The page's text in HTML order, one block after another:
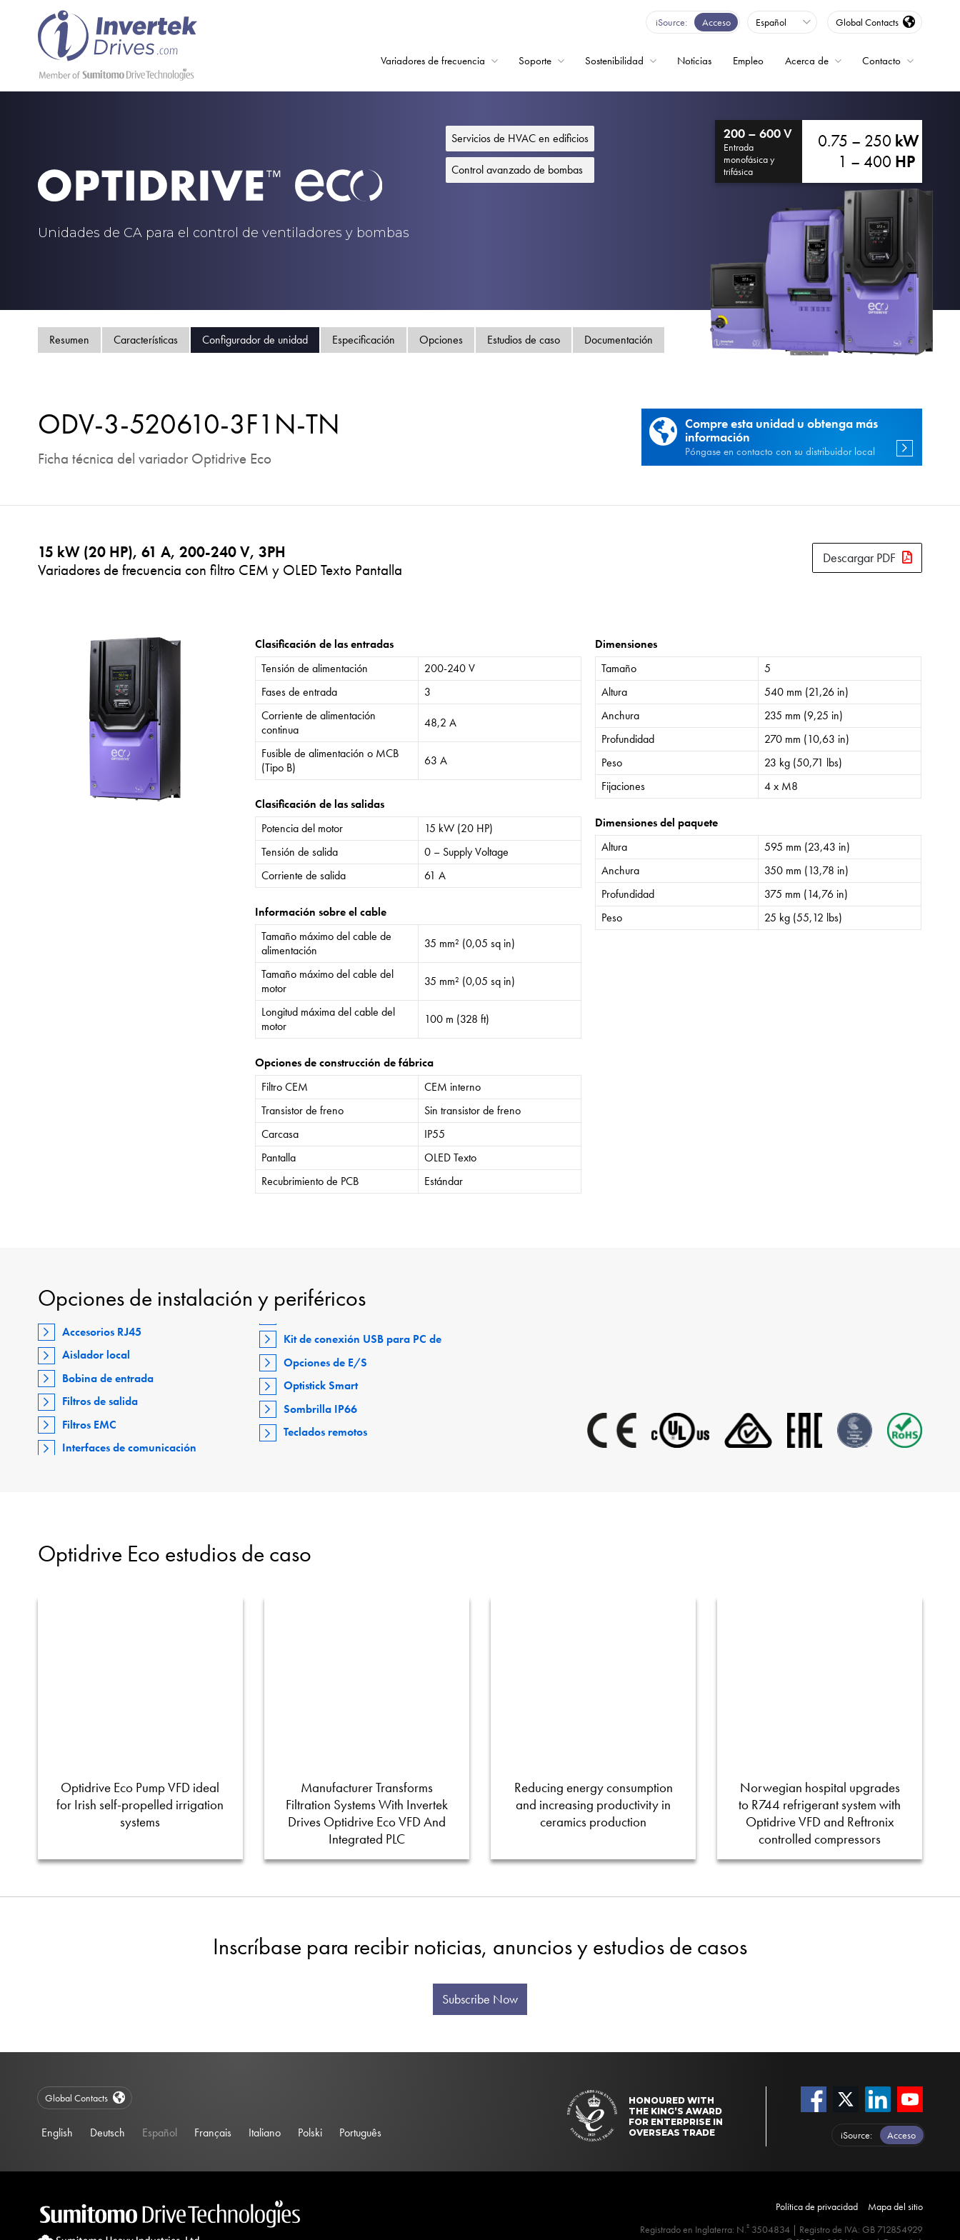
iSource Acceso Español Global Contacts
Variadores de frecuencia Soporte Sostenibilidad Noticias Empleo Acerca de Contacto
Unidades de CA para el control de ventiladores y bombas
Servicios de HVAC en edificios
Control avanzado de bombas
200 – 600 V
Entrada
monofásica y
trifásica
0.75 – 250 kW
1 – 400 HP
Resumen Características Configurador de unidad Especificación Opciones Estudios de caso Documentación
ODV-3-520610-3F1N-TN
Ficha técnica del variador Optidrive Eco
Compre esta unidad u obtenga más
información
Póngase en contacto con su distribuidor local
15 kW (20 HP), 61 A, 200-240 V, 3PH
Variadores de frecuencia con filtro CEM y OLED Texto Pantalla
Descargar PDF
Clasificación de las entradas
Tensión de alimentación
200-240 V
Fases de entrada
3
Corriente de alimentación
continua
48,2 A
Fusible de alimentación o MCB
(Tipo B)
63 A
Clasificación de las salidas
Potencia del motor
15 kW (20 HP)
Tensión de salida
0 – Supply Voltage
Corriente de salida
61 A
Información sobre el cable
Tamaño máximo del cable de
alimentación
35 mm² (0,05 sq in)
Tamaño máximo del cable del
motor
35 mm² (0,05 sq in)
Longitud máxima del cable del
motor
100 m (328 ft)
Opciones de construcción de fábrica
Filtro CEM
CEM interno
Transistor de freno
Sin transistor de freno
Carcasa
IP55
Pantalla
OLED Texto
Recubrimiento de PCB
Estándar
Dimensiones
Tamaño
5
Altura
540 mm (21,26 in)
Anchura
235 mm (9,25 in)
Profundidad
270 mm (10,63 in)
Peso
23 kg (50,71 lbs)
Fijaciones
4 x M8
Dimensiones del paquete
Altura
595 mm (23,43 in)
Anchura
350 mm (13,78 in)
Profundidad
375 mm (14,76 in)
Peso
25 kg (55,12 lbs)
Opciones de instalación y periféricos
Accesorios RJ45
Aislador local
Bobina de entrada
Filtros de salida
Filtros EMC
Interfaces de comunicación
Kit de conexión USB para PC de
Opciones de E/S
Optistick Smart
Sombrilla IP66
Teclados remotos
Optidrive Eco estudios de caso
Optidrive Eco Pump VFD ideal
for Irish self-propelled irrigation
systems
Manufacturer Transforms
Filtration Systems With Invertek
Drives Optidrive Eco VFD And
Integrated PLC
Reducing energy consumption
and increasing productivity in
ceramics production
Norwegian hospital upgrades
to R744 refrigerant system with
Optidrive VFD and Reftronix
controlled compressors
Inscríbase para recibir noticias, anuncios y estudios de casos
Subscribe Now
HONOURED WITH
THE KING’S AWARD
FOR ENTERPRISE IN
OVERSEAS TRADE
iSource Acceso
Global Contacts
English Deutsch Español Français Italiano Polski Português
Política de privacidad
Mapa del sitio
Registrado en Inglaterra: N.º 3504834 | Registro de IVA: GB 712854929
Variadores de frecuencia
Soporte
Sostenibilidad
Política de privacidad
Mapa del sitio